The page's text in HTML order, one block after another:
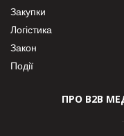
Закупки
Логістика
Закон
Події
ПРО В2В